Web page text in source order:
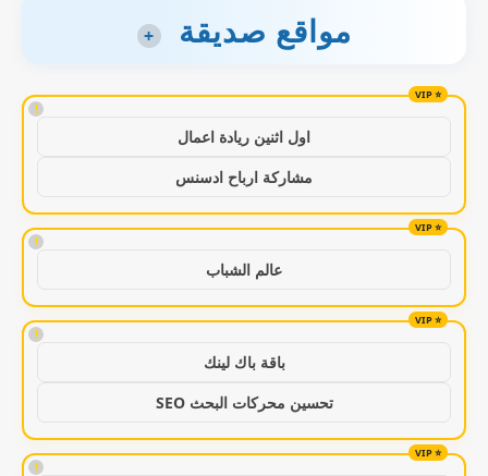
مواقع صديقة +
!
اول اثنين ريادة اعمال
مشاركة ارباح ادسنس
!
عالم الشباب
!
باقة باك لينك
تحسين محركات البحث SEO
!